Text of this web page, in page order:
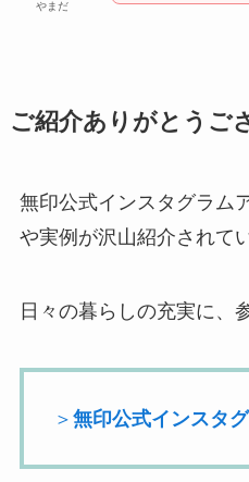
やまだ
ご紹介ありがとうご
無印公式インスタグラム
や実例が沢山紹介されて
日々の暮らしの充実に、
＞ 無印公式インスタ